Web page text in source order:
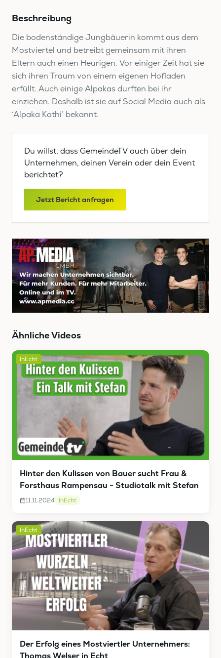
Beschreibung
Die bodenständige Jungbäuerin kommt aus dem
Mostviertel und betreibt gemeinsam mit ihren
Eltern auch einen Heurigen. Vor einiger Zeit hat sie
sich ihren Traum von einem eigenen Hofladen
erfüllt. Auch einige Alpakas durften bei ihr
einziehen. Deshalb ist sie auf Social Media auch als
‘Alpaka Kathi’ bekannt.
Du willst, dass GemeindeTV auch über dein
Unternehmen, deinen Verein oder dein Event
berichtet?
Jetzt Bericht anfragen
Ähnliche Videos
InEcht
Hinter den Kulissen von Bauer sucht Frau &
Forsthaus Rampensau - Studiotalk mit Stefan
11.11.2024 InEcht
InEcht
Der Erfolg eines Mostviertler Unternehmers:
Thomas Welser in Echt